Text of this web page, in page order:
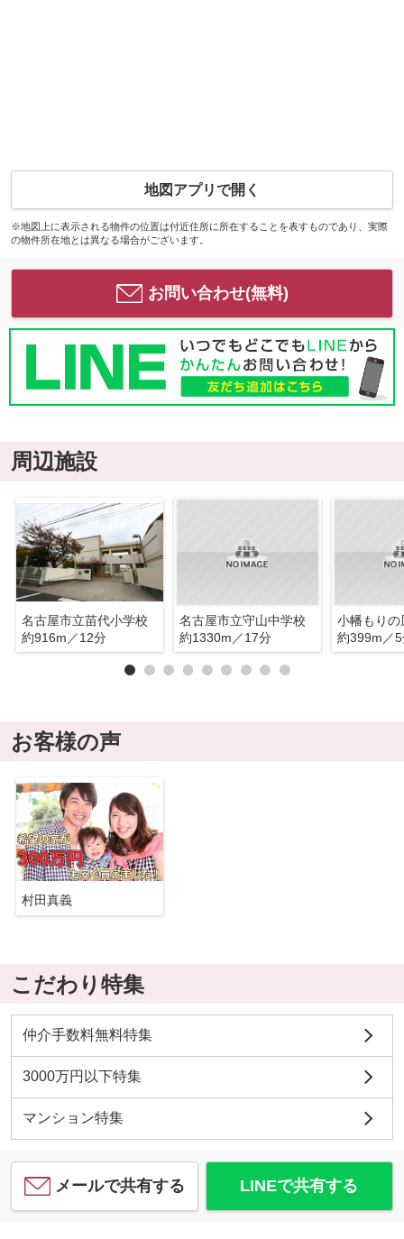
地図アプリで開く
※地図上に表示される物件の位置は付近住所に所在することを表すものであり、実際
の物件所在地とは異なる場合がございます。
お問い合わせ(無料)
周辺施設
名古屋市立苗代小学校
約916m／12分
名古屋市立守山中学校
約1330m／17分
小幡もりの
約399m／
お客様の声
村田真義
こだわり特集
仲介手数料無料特集
3000万円以下特集
マンション特集
メールで共有する LINEで共有する